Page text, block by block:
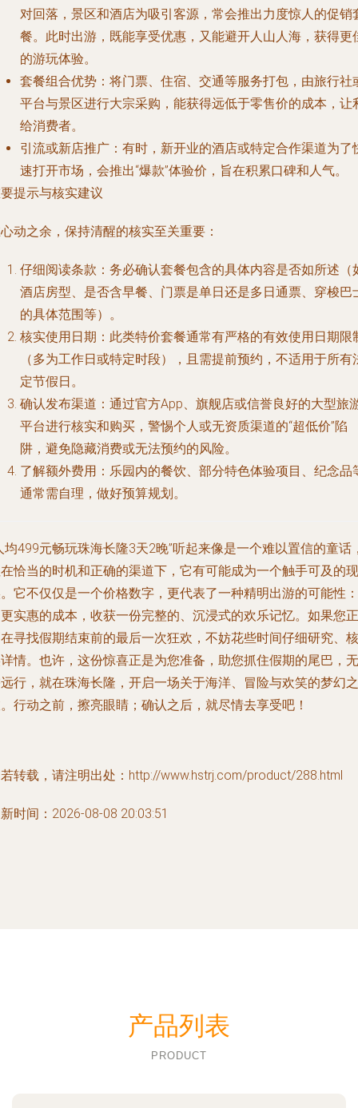
对回落，景区和酒店为吸引客源，常会推出力度惊人的促销
餐。此时出游，既能享受优惠，又能避开人山人海，获得更
的游玩体验。
套餐组合优势 ：将门票、住宿、交通等服务打包，由旅行社
平台与景区进行大宗采购，能获得远低于零售价的成本，让
给消费者。
引流或新店推广 ：有时，新开业的酒店或特定合作渠道为了
速打开市场，会推出“爆款”体验价，旨在积累口碑和人气。
提示与核实建议
动之余，保持清醒的核实至关重要：
仔细阅读条款 ：务必确认套餐包含的具体内容是否如所述（
酒店房型、是否含早餐、门票是单日还是多日通票、穿梭巴
的具体范围等）。
核实使用日期 ：此类特价套餐通常有严格的有效使用日期限
（多为工作日或特定时段），且需提前预约，不适用于所有
定节假日。
确认发布渠道 ：通过官方App、旗舰店或信誉良好的大型旅
平台进行核实和购买，警惕个人或无资质渠道的“超低价”陷
阱，避免隐藏消费或无法预约的风险。
了解额外费用 ：乐园内的餐饮、部分特色体验项目、纪念品
通常需自理，做好预算规划。
均499元畅玩珠海长隆3天2晚”听起来像是一个难以置信的童话
恰当的时机和正确的渠道下，它有可能成为一个触手可及的现
它不仅仅是一个价格数字，更代表了一种精明出游的可能性：
实惠的成本，收获一份完整的、沉浸式的欢乐记忆。如果您正
寻找假期结束前的最后一次狂欢，不妨花些时间仔细研究、核
情。也许，这份惊喜正是为您准备，助您抓住假期的尾巴，无
行，就在珠海长隆，开启一场关于海洋、冒险与欢笑的梦幻之
行动之前，擦亮眼睛；确认之后，就尽情去享受吧！
转载，请注明出处：http://www.hstrj.com/product/288.html
时间：2026-08-08 20:03:51
产品列表
PRODUCT